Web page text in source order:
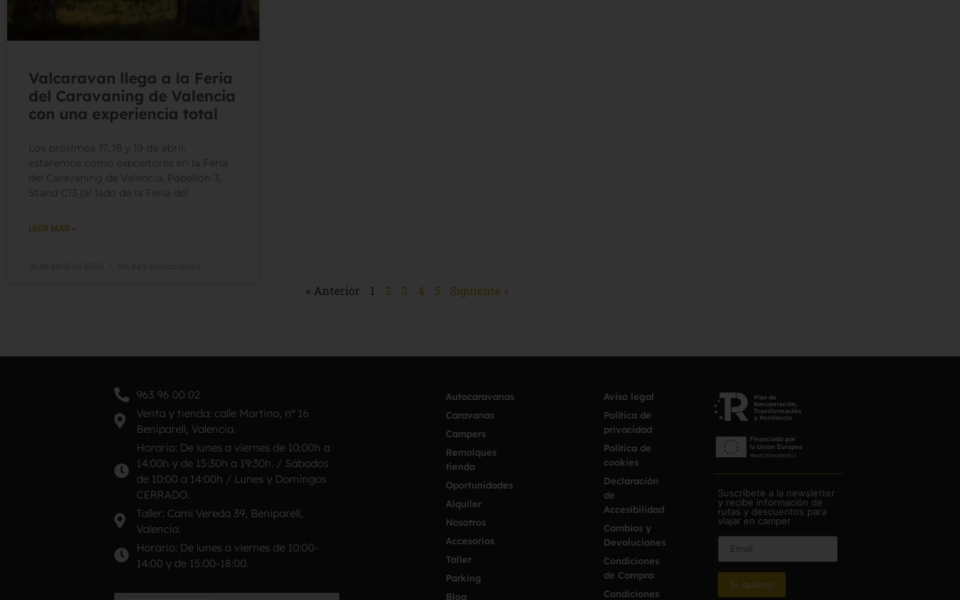
Valcaravan llega a la Feria
del Caravaning de Valencia
con una experiencia total
Los próximos 17, 18 y 19 de abril,
estaremos como expositores en la Feria
del Caravaning de Valencia, Pabellón 3,
Stand C13 (al lado de la Feria del
LEER MÁS »
« Anterior 1 2 3 4 5 Siguiente »
963 96 00 02
Venta y tienda: calle Martino, nº 16
Beniparell, Valencia.
Horario: De lunes a viernes de 10:00h a
14:00h y de 15:30h a 19:30h. / Sábados
de 10:00 a 14:00h / Lunes y Domingos
CERRADO.
Taller: Camí Vereda 39, Beniparell,
Valencia.
Horario: De lunes a viernes de 10:00-
14:00 y de 15:00-18:00.
Autocaravanas
Caravanas
Campers
Remolques
tienda
Oportunidades
Alquiler
Nosotros
Accesorios
Taller
Parking
Blog
Aviso legal
Política de
privacidad
Política de
cookies
Declaración
de
Accesibilidad
Cambios y
Devoluciones
Condiciones
de Compra
Condiciones
Suscríbete a la newsletter
y recibe información de
rutas y descuentos para
viajar en camper